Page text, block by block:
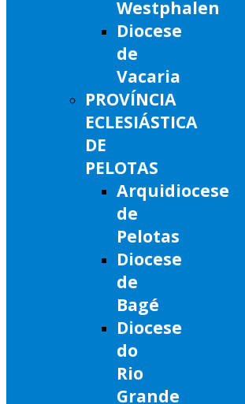
Westphalen
Diocese
de
Vacaria
PROVÍNCIA
ECLESIÁSTICA
DE
PELOTAS
Arquidiocese
de
Pelotas
Diocese
de
Bagé
Diocese
do
Rio
Grande